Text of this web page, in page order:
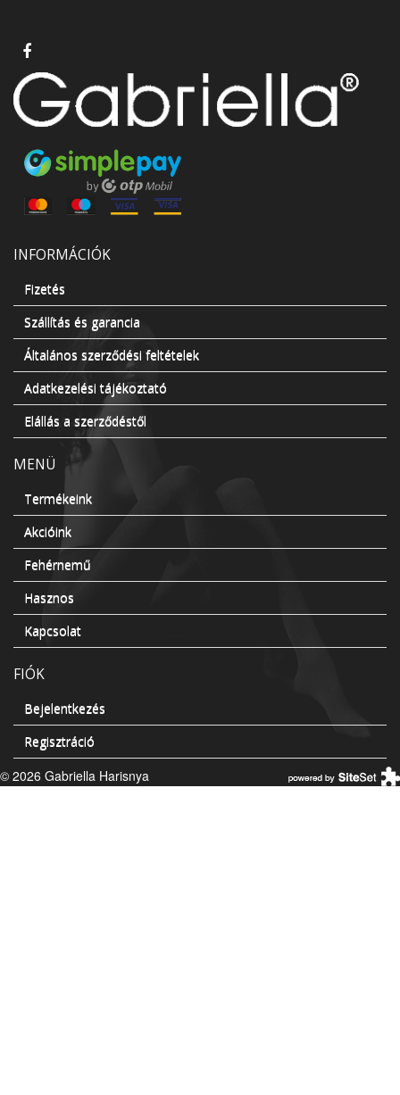
INFORMÁCIÓK
Fizetés
Szállítás és garancia
Általános szerződési feltételek
Adatkezelési tájékoztató
Elállás a szerződéstől
MENÜ
Termékeink
Akcióink
Fehérnemű
Hasznos
Kapcsolat
FIÓK
Bejelentkezés
Regisztráció
© 2026 Gabriella Harisnya